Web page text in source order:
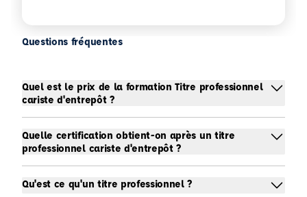
Questions fréquentes
Quel est le prix de la formation Titre professionnel
cariste d'entrepôt ?
Quelle certification obtient-on après un titre
professionnel cariste d'entrepôt ?
Qu'est ce qu'un titre professionnel ?